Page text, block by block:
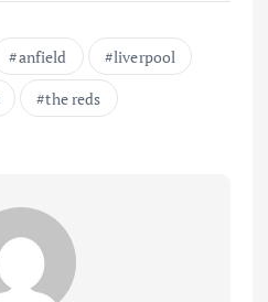
anfield
liverpool
the reds